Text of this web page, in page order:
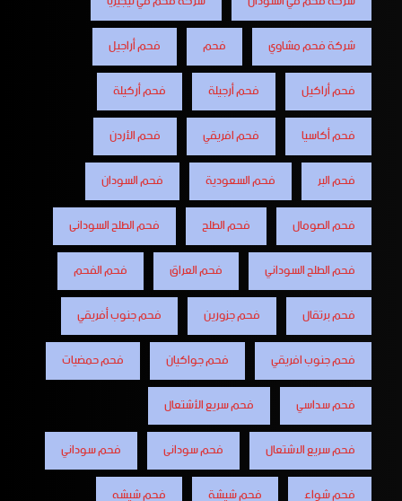
شركة فحم مشاوي
فحم
فحم أراجيل
فحم أراكيل
فحم أرجيلة
فحم أركيلة
فحم أكاسيا
فحم افريقي
فحم الأردن
فحم البر
فحم السعودية
فحم السودان
فحم الصومال
فحم الطلح
فحم الطلح السودانى
فحم الطلح السوداني
فحم العراق
فحم الفحم
فحم برتقال
فحم جزورين
فحم جنوب أفريقي
فحم جنوب افريقي
فحم جواكيان
فحم حمضيات
فحم سداسي
فحم سريع الأشتعال
فحم سريع الاشتعال
فحم سودانى
فحم سوداني